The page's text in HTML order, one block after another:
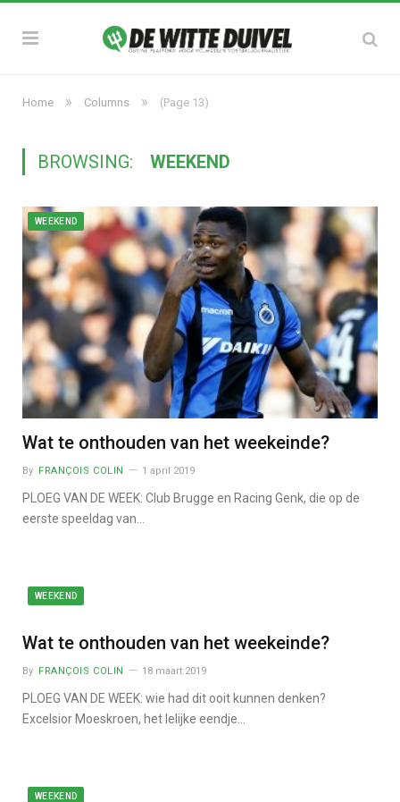
Home » Columns » (Page 13)
BROWSING: WEEKEND
WEEKEND
Wat te onthouden van het weekeinde?
By FRANÇOIS COLIN 1 april 2019
PLOEG VAN DE WEEK: Club Brugge en Racing Genk, die op de
eerste speeldag van…
WEEKEND
Wat te onthouden van het weekeinde?
By FRANÇOIS COLIN 18 maart 2019
PLOEG VAN DE WEEK: wie had dit ooit kunnen denken?
Excelsior Moeskroen, het lelijke eendje…
WEEKEND